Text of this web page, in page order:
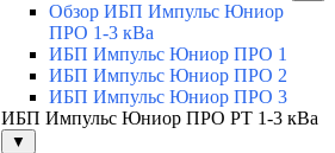
Обзор ИБП Импульс Юниор
ПРО 1-3 кВа
ИБП Импульс Юниор ПРО 1
ИБП Импульс Юниор ПРО 2
ИБП Импульс Юниор ПРО 3
ИБП Импульс Юниор ПРО РТ 1-3 кВа
▼